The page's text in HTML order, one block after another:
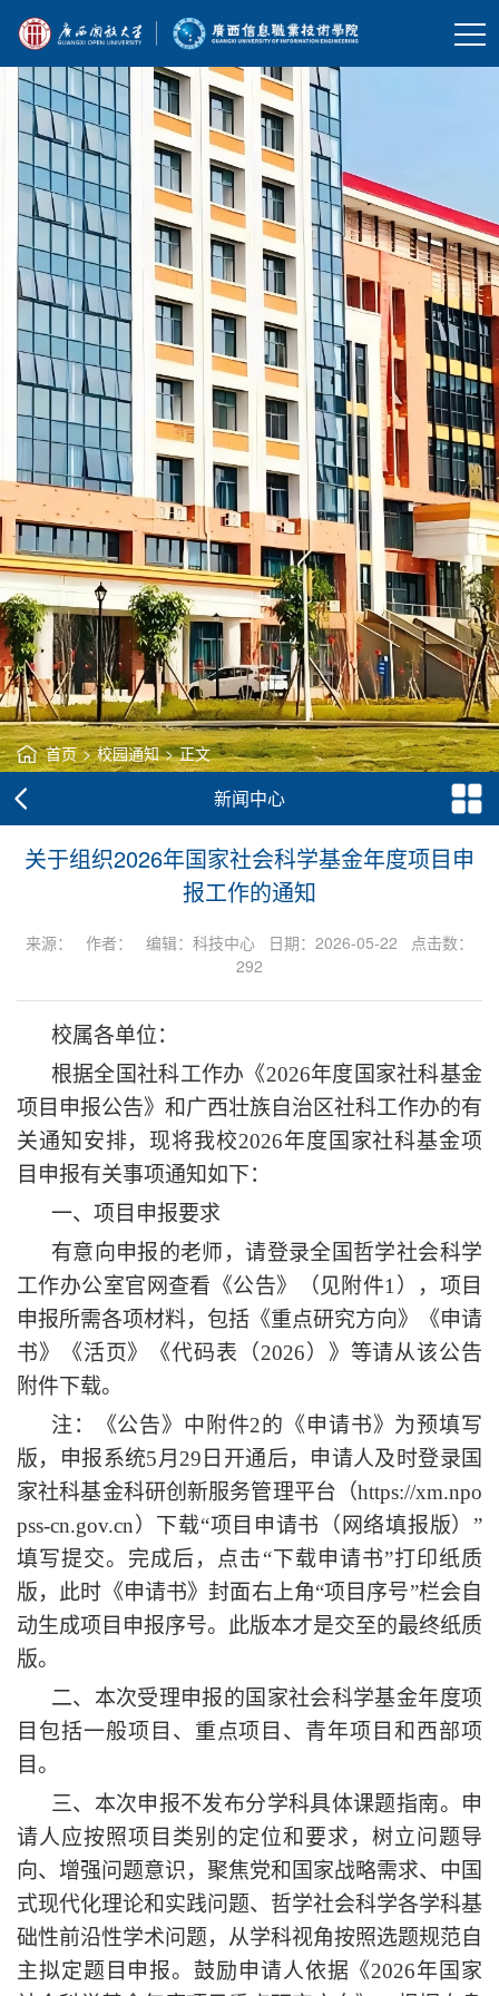
首页 > 校园通知 > 正文
新闻中心
关于组织2026年国家社会科学基金年度项目申
报工作的通知
来源： 作者： 编辑：科技中心 日期：2026-05-22 点击数：
292
校属各单位：
根据全国社科工作办《2026年度国家社科基金
项目申报公告》和广西壮族自治区社科工作办的有
关通知安排，现将我校2026年度国家社科基金项
目申报有关事项通知如下：
一、项目申报要求
有意向申报的老师，请登录全国哲学社会科学
工作办公室官网查看《公告》（见附件1），项目
申报所需各项材料，包括《重点研究方向》《申请
书》《活页》《代码表（2026）》等请从该公告
附件下载。
注：《公告》中附件2的《申请书》为预填写
版，申报系统5月29日开通后，申请人及时登录国
家社科基金科研创新服务管理平台（https://xm.npo
pss-cn.gov.cn）下载“项目申请书（网络填报版）”
填写提交。完成后，点击“下载申请书”打印纸质
版，此时《申请书》封面右上角“项目序号”栏会自
动生成项目申报序号。此版本才是交至的最终纸质
版。
二、本次受理申报的国家社会科学基金年度项
目包括一般项目、重点项目、青年项目和西部项
目。
三、本次申报不发布分学科具体课题指南。申
请人应按照项目类别的定位和要求，树立问题导
向、增强问题意识，聚焦党和国家战略需求、中国
式现代化理论和实践问题、哲学社会科学各学科基
础性前沿性学术问题，从学科视角按照选题规范自
主拟定题目申报。鼓励申请人依据《2026年国家